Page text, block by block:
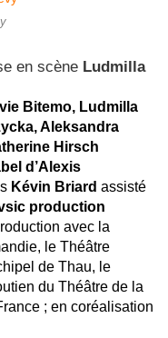
en scène Ludmilla
Bitemo, Ludmilla
Aleksandra
Hirsch
d’Alexis
Kévin Briard assisté
production
avec la
le Théâtre
de Thau, le
du Théâtre de la
; en coréalisation